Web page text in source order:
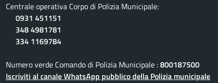
Centrale operativa Corpo di Polizia Municipale:
0931 451151
348 4981781
334 1169784
Numero verde Comando di Polizia Municipale :800187500
Iscriviti al canale WhatsApp pubblico della Polizia municipale